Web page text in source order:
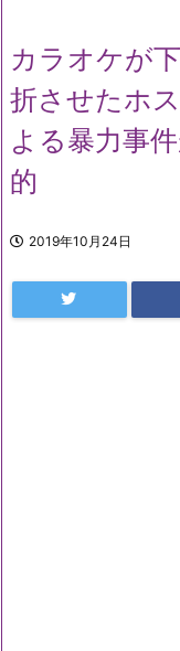
カラオケが
折させたホ
よる暴力事
的
2019年10月24日